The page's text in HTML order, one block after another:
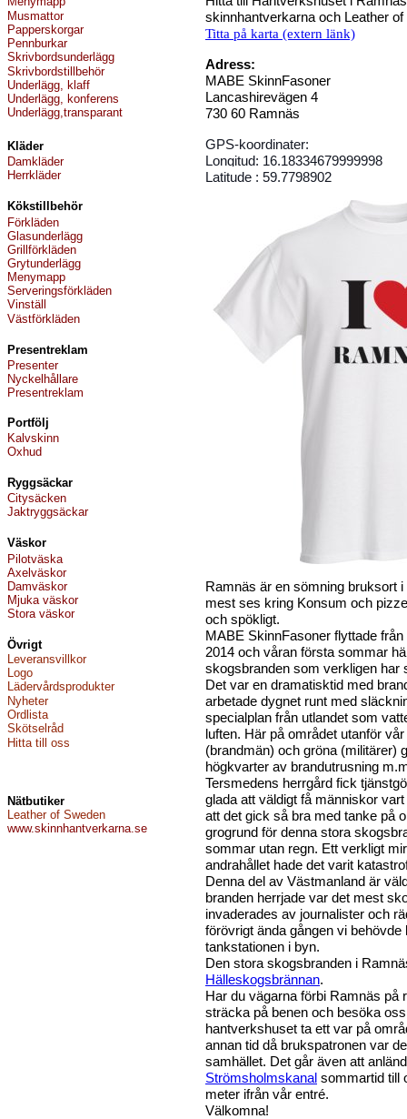
Musmattor
Papperskorgar
Pennburkar
Skrivbordsunderlägg
Skrivbordstillbehör
Underlägg, klaff
Underlägg, konferens
Underlägg,transparant
Kläder
Damkläder
Herrkläder
Kökstillbehör
Förkläden
Glasunderlägg
Grillförkläden
Grytunderlägg
Menymapp
Serveringsförkläden
Vinställ
Västförkläden
Presentreklam
Presenter
Nyckelhållare
Presentreklam
Portfölj
Kalvskinn
Oxhud
Ryggsäckar
Citysäcken
Jaktryggsäckar
Väskor
Pilotväska
Axelväskor
Damväskor
Mjuka väskor
Stora väskor
Övrigt
Leveransvillkor
Logo
Lädervårdsprodukter
Nyheter
Ordlista
Skötselråd
Hitta till oss
Nätbutiker
Leather of Sweden
www.skinnhantverkarna.se
skinnhantverkarna och Leather of
Titta på karta (extern länk)
Adress:
MABE SkinnFasoner
Lancashirevägen 4
730 60 Ramnäs
GPS-koordinater:
Longitud: 16.18334679999998
Latitude : 59.7798902
Ramnäs är en sömning bruksort
mest ses kring Konsum och
och spökligt.
MABE SkinnFasoner flyttade
2014 och våran första sommar
skogsbranden som verkligen har
Det var en dramatisktid med
arbetade dygnet runt med
specialplan från utlandet som
luften. Här på området utanför
(brandmän) och gröna (militärer)
högkvarter av brandutrusning
Tersmedens herrgård fick
glada att väldigt få människor
att det gick så bra med tanke på
grogrund för denna stora
sommar utan regn. Ett verkligt
andrahållet hade det varit
Denna del av Västmanland är
branden herrjade var det mest
invaderades av journalister och
förövrigt ända gången vi
tankstationen i byn.
Den stora skogsbranden i
Hälleskogsbrännan.
Har du vägarna förbi Ramnäs på
sträcka på benen och besöka
hantverkshuset ta ett var på
annan tid då brukspatronen var
samhället. Det går även att
Strömsholmskanal sommartid till
meter ifrån vår entré.
Välkomna!